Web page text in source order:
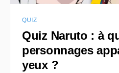
QUIZ
Quiz Naruto : à
personnages
yeux ?